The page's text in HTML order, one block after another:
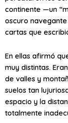
continente —un
oscuro
cartas que
En ellas afirmó
muy distintas.
de valles y
suelos tan
espacio y la
totalmente